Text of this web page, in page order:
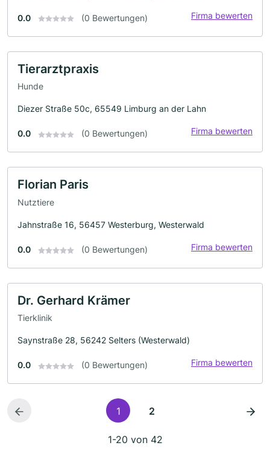
0.0 (0 Bewertungen) Firma bewerten
Tierarztpraxis
Hunde
Diezer Straße 50c, 65549 Limburg an der Lahn
0.0 (0 Bewertungen) Firma bewerten
Florian Paris
Nutztiere
Jahnstraße 16, 56457 Westerburg, Westerwald
0.0 (0 Bewertungen) Firma bewerten
Dr. Gerhard Krämer
Tierklinik
Saynstraße 28, 56242 Selters (Westerwald)
0.0 (0 Bewertungen) Firma bewerten
1 2
1-20 von 42